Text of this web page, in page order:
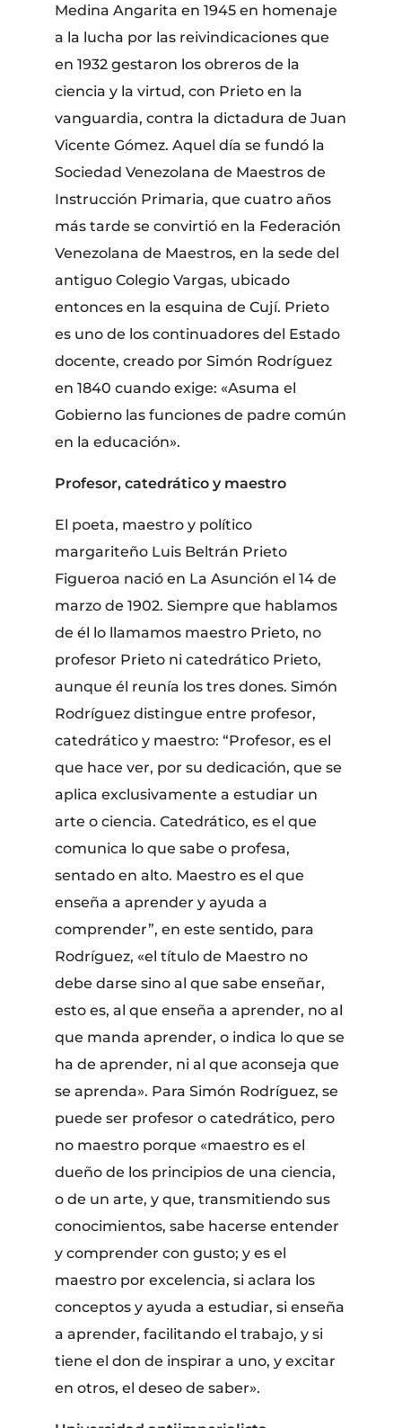
Medina Angarita en 1945 en homenaje
a la lucha por las reivindicaciones que
en 1932 gestaron los obreros de la
ciencia y la virtud, con Prieto en la
vanguardia, contra la dictadura de Juan
Vicente Gómez. Aquel día se fundó la
Sociedad Venezolana de Maestros de
Instrucción Primaria, que cuatro años
más tarde se convirtió en la Federación
Venezolana de Maestros, en la sede del
antiguo Colegio Vargas, ubicado
entonces en la esquina de Cují. Prieto
es uno de los continuadores del Estado
docente, creado por Simón Rodríguez
en 1840 cuando exige: «Asuma el
Gobierno las funciones de padre común
en la educación».
Profesor, catedrático y maestro
El poeta, maestro y político
margariteño Luis Beltrán Prieto
Figueroa nació en La Asunción el 14 de
marzo de 1902. Siempre que hablamos
de él lo llamamos maestro Prieto, no
profesor Prieto ni catedrático Prieto,
aunque él reunía los tres dones. Simón
Rodríguez distingue entre profesor,
catedrático y maestro: “Profesor, es el
que hace ver, por su dedicación, que se
aplica exclusivamente a estudiar un
arte o ciencia. Catedrático, es el que
comunica lo que sabe o profesa,
sentado en alto. Maestro es el que
enseña a aprender y ayuda a
comprender”, en este sentido, para
Rodríguez, «el título de Maestro no
debe darse sino al que sabe enseñar,
esto es, al que enseña a aprender, no al
que manda aprender, o indica lo que se
ha de aprender, ni al que aconseja que
se aprenda». Para Simón Rodríguez, se
puede ser profesor o catedrático, pero
no maestro porque «maestro es el
dueño de los principios de una ciencia,
o de un arte, y que, transmitiendo sus
conocimientos, sabe hacerse entender
y comprender con gusto; y es el
maestro por excelencia, si aclara los
conceptos y ayuda a estudiar, si enseña
a aprender, facilitando el trabajo, y si
tiene el don de inspirar a uno, y excitar
en otros, el deseo de saber».